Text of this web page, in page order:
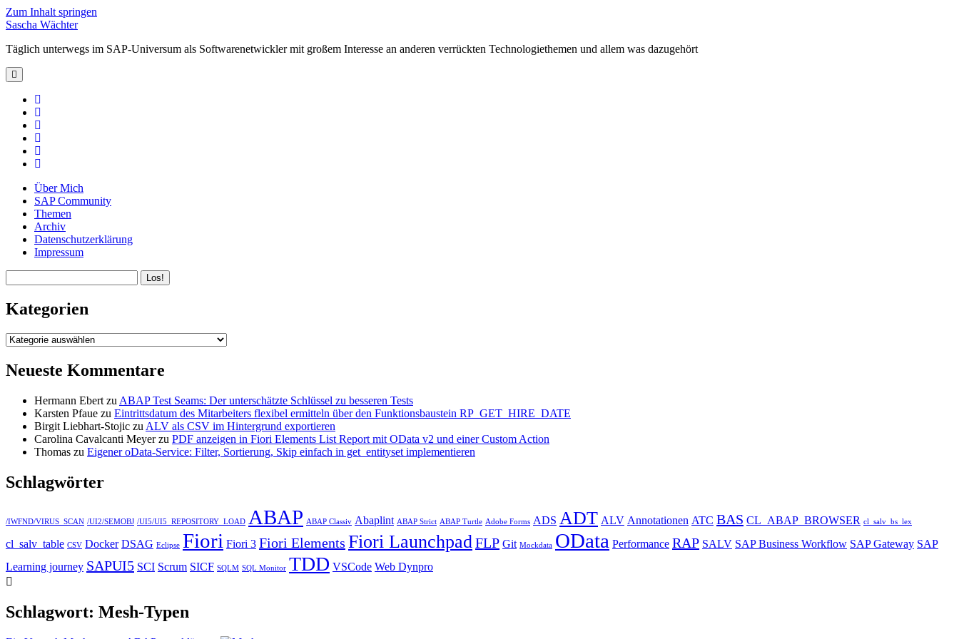
Zum Inhalt springen
Sascha Wächter
Täglich unterwegs im SAP-Universum als Softwarenetwickler mit großem Interesse an anderen verrückten Technologiethemen und allem was dazugehört
open
primary
Über Mich
SAP Community
Themen
Archiv
Datenschutzerklärung
Impressum
Kategorien
Kategorien
Neueste Kommentare
Hermann Ebert zu ABAP Test Seams: Der unterschätzte Schlüssel zu besseren Tests
Karsten Pfaue zu Eintrittsdatum des Mitarbeiters flexibel ermitteln über den Funktionsbaustein RP_GET_HIRE_DATE
Birgit Liebhart-Stojic zu ALV als CSV im Hintergrund exportieren
Carolina Cavalcanti Meyerzu PDF anzeigen in Fiori Elements List Report mit OData v2 und einer Custom Action
Thomas zu Eigener oData-Service: Filter, Sortierung, Skip einfach in get_entityset implementieren
Schlagwörter
/IWFND/VIRUS_SCAN /UI2/SEMOBJ /UI5/UI5_REPOSITORY_LOAD ABAP ABAP Classiv Abaplint ABAP Strict ABAP Turtle Adobe Forms ADS ADT ALV Annotationen ATC BAS CL_ABAP_BROWSER cl_salv_bs_lex
cl_salv_table CSV Docker DSAG Eclipse Fiori Fiori 3 Fiori Elements Fiori LaunchpadFLP Git Mockdata OData Performance RAP SALV SAP Business Workflow SAP Gateway SAP
Learning journey SAPUI5 SCI Scrum SICF SQLM SQL Monitor TDD VSCode Web Dynpro
Schlagwort: Mesh-Typen